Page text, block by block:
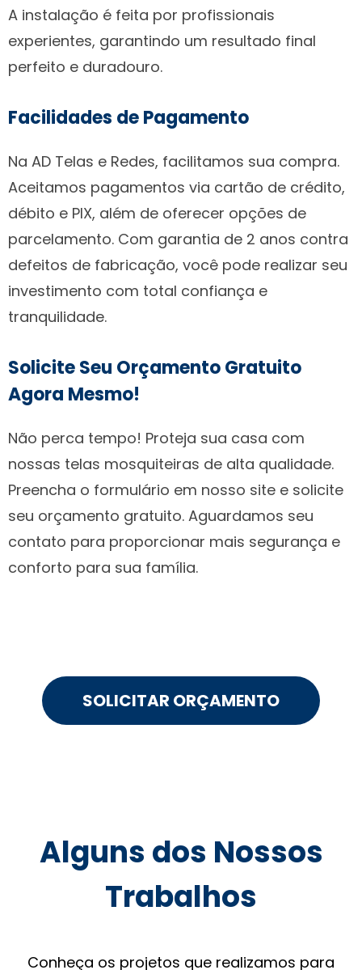
A instalação é feita por profissionais
experientes, garantindo um resultado final
perfeito e duradouro.
Facilidades de Pagamento
Na AD Telas e Redes, facilitamos sua compra.
Aceitamos pagamentos via cartão de crédito,
débito e PIX, além de oferecer opções de
parcelamento. Com garantia de 2 anos contra
defeitos de fabricação, você pode realizar seu
investimento com total confiança e
tranquilidade.
Solicite Seu Orçamento Gratuito
Agora Mesmo!
Não perca tempo! Proteja sua casa com
nossas telas mosquiteiras de alta qualidade.
Preencha o formulário em nosso site e solicite
seu orçamento gratuito. Aguardamos seu
contato para proporcionar mais segurança e
conforto para sua família.
SOLICITAR ORÇAMENTO
Alguns dos Nossos
Trabalhos
Conheça os projetos que realizamos para